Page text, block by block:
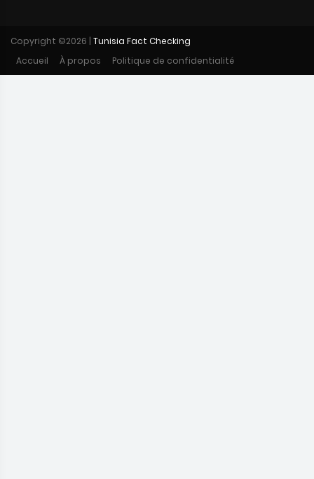
Copyright ©2026 | Tunisia Fact Checking
Accueil
À propos Politique de confidentialité